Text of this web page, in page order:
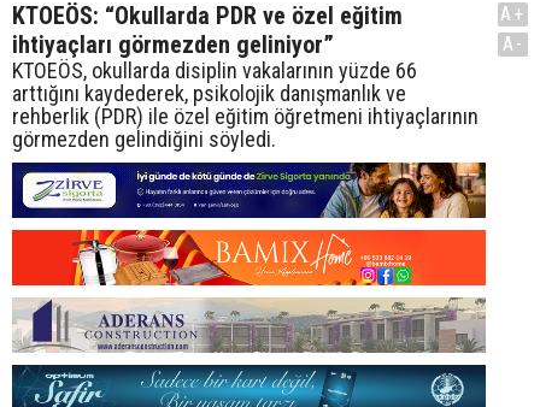
KTOEÖS: “Okullarda PDR ve özel eğitim
ihtiyaçları görmezden geliniyor”
KTOEÖS, okullarda disiplin vakalarının yüzde 66
arttığını kaydederek, psikolojik danışmanlık ve
rehberlik (PDR) ile özel eğitim öğretmeni ihtiyaçlarının
görmezden gelindiğini söyledi.
A+
A-